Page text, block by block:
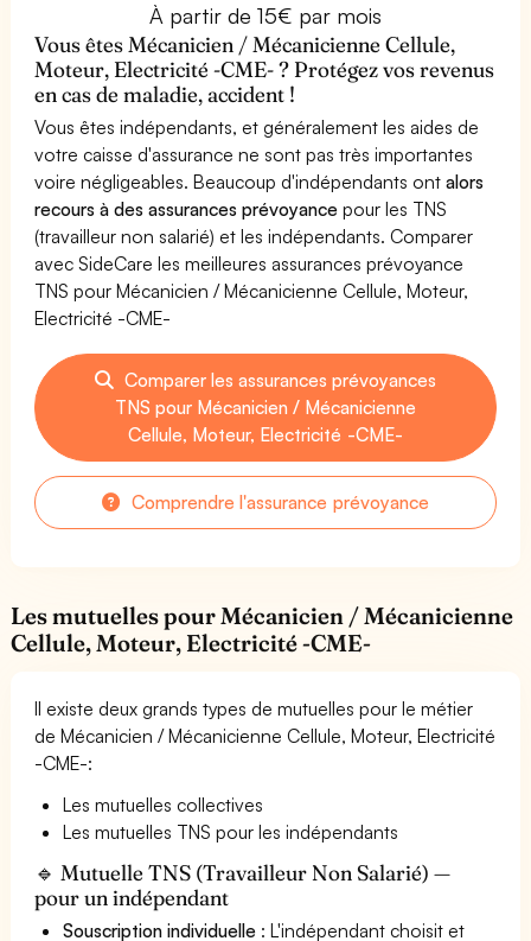
À partir de 15€ par mois
Vous êtes Mécanicien / Mécanicienne Cellule,
Moteur, Electricité -CME- ? Protégez vos revenus
en cas de maladie, accident !
Vous êtes indépendants, et généralement les aides de
votre caisse d'assurance ne sont pas très importantes
voire négligeables. Beaucoup d'indépendants ontalors
recours à des assurances prévoyance pour les TNS
(travailleur non salarié) et les indépendants. Comparer
avec SideCare les meilleures assurances prévoyance
TNS pour Mécanicien / Mécanicienne Cellule, Moteur,
Electricité -CME-
Comparer les assurances prévoyances
TNS pour Mécanicien / Mécanicienne
Cellule, Moteur, Electricité -CME-
Comprendre l'assurance prévoyance
Les mutuelles pour Mécanicien / Mécanicienne
Cellule, Moteur, Electricité -CME-
Il existe deux grands types de mutuelles pour le métier
de Mécanicien / Mécanicienne Cellule, Moteur, Electricité
-CME-:
Les mutuelles collectives
Les mutuelles TNS pour les indépendants
🔹 Mutuelle TNS (Travailleur Non Salarié) —
pour un indépendant
Souscription individuelle : L'indépendant choisit et